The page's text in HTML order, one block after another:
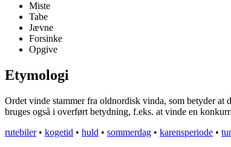
Miste
Tabe
Jævne
Forsinke
Opgive
Etymologi
Ordet vinde stammer fra oldnordisk vinda, som betyder at
bruges også i overført betydning, f.eks. at vinde en
rutebiler• kogetid • huld • sommerdag • karensperiode •